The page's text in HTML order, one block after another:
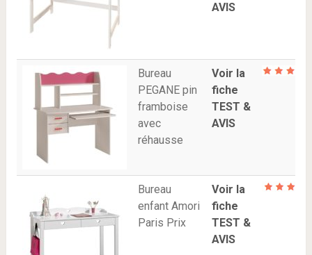
AVIS
Bureau
PEGANE pin
framboise
avec
réhausse
Voir la
fiche
TEST &
AVIS
Bureau
enfant Amori
Paris Prix
Voir la
fiche
TEST &
AVIS